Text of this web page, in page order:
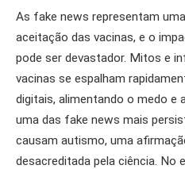
As fake news representam
aceitação das vacinas, e o
pode ser devastador. Mitos e
vacinas se espalham
digitais, alimentando o medo e
uma das fake news mais
causam autismo, uma
desacreditada pela ciência. No